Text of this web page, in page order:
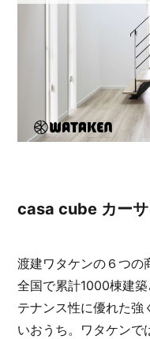
casa cube カー
渡建ワタケンの６つの
全国で累計1000棟建
テナンス性に優れた強
いおうち。ワタケン